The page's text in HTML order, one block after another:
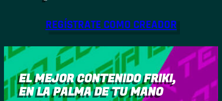
REGÍSTRATE COMO CREADOR
EL MEJOR CONTENIDO FRIKI,
EN LA PALMA DE TU MANO